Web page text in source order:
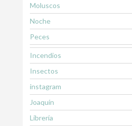
Moluscos
Noche
Peces
Incendios
Insectos
instagram
Joaquín
Librería